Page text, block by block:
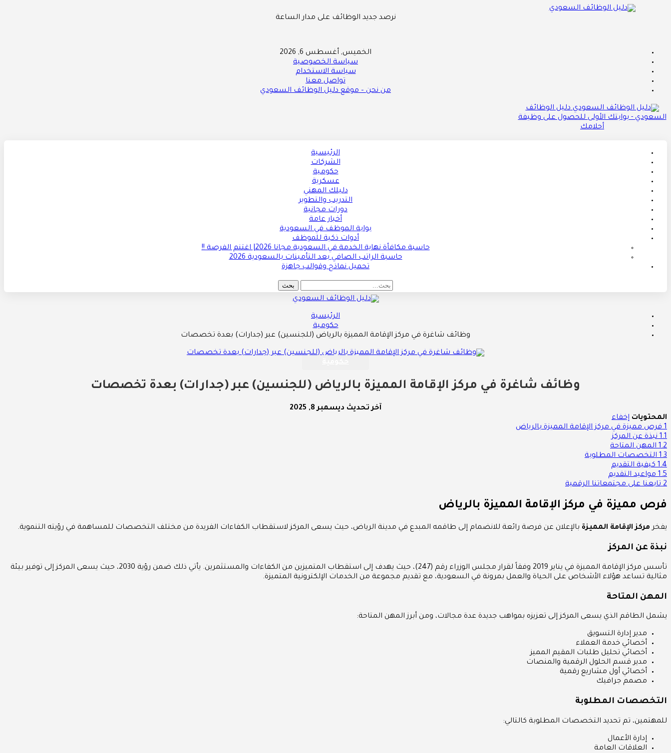
نرصد جديد الوظائف على مدار الساعة
الخميس, أغسطس 6, 2026
سياسة الخصوصية
سياسة الاستخدام
تواصل معنا
من نحن – موقع دليل الوظائف السعودي
دليل الوظائف
السعودي - بوابتك الأولى للحصول على وظيفة
أحلامك
الرئيسية
الشركات
حكومية
عسكرية
دليلك المهني
التدريب والتطوير
دورات مجانية
أخبار عامة
بوابة الموظف في السعودية
أدوات ذكية للموظف
حاسبة مكافأة نهاية الخدمة في السعودية مجانا 2026| اغتنم الفرصة !!
حاسبة الراتب الصافي بعد التأمينات بالسعودية 2026
تحميل نماذج وقوالب جاهزة
الرئيسية
حكومية
وظائف شاغرة في مركز الإقامة المميزة بالرياض (للجنسين) عبر (جدارات) بعدة تخصصات
وظائف شاغرة في مركز الإقامة المميزة بالرياض (للجنسين) عبر (جدارات) بعدة تخصصات
آخر تحديث ديسمبر 8, 2025
المحتويات إخفاء
1 فرص مميزة في مركز الإقامة المميزة بالرياض
1.1 نبذة عن المركز
1.2 المهن المتاحة
1.3 التخصصات المطلوبة
1.4 كيفية التقديم
1.5 مواعيد التقديم
2 تابعنا على مجتمعاتنا الرقمية
فرص مميزة في مركز الإقامة المميزة بالرياض
يفخر مركز الإقامة المميزة بالإعلان عن فرصة رائعة للانضمام إلى طاقمه المبدع في مدينة الرياض، حيث يسعى المركز لاستقطاب الكفاءات الفريدة من مختلف التخصصات للمساهمة في رؤيته التنموية.
نبذة عن المركز
تأسس مركز الإقامة المميزة في يناير 2019 وفقاً لقرار مجلس الوزراء رقم (247)، حيث يهدف إلى استقطاب المتميزين من الكفاءات والمستثمرين. يأتي ذلك ضمن رؤية 2030، حيث يسعى المركز إلى توفير بيئة
مثالية تساعد هؤلاء الأشخاص على الحياة والعمل بمرونة في السعودية، مع تقديم مجموعة من الخدمات الإلكترونية المتميزة.
المهن المتاحة
يشمل الطاقم الذي يسعى المركز إلى تعزيزه بمواهب جديدة عدة مجالات، ومن أبرز المهن المتاحة:
مدير إدارة التسويق
أخصائي خدمة العملاء
أخصائي تحليل طلبات المقيم المميز
مدير قسم الحلول الرقمية والمنصات
أخصائي أول مشاريع رقمية
مصمم جرافيك
التخصصات المطلوبة
للمهتمين، تم تحديد التخصصات المطلوبة كالتالي:
إدارة الأعمال
العلاقات العامة